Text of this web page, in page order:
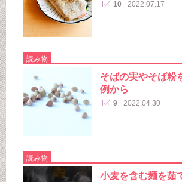
10 2022.07.17
読み物
そばの実やそば粉
例から
9 2022.04.30
読み物
小麦を含む麺を茹